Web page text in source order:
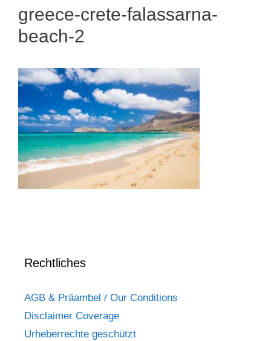
greece-crete-falassarna-
beach-2
Rechtliches
AGB & Präambel / Our Conditions
Disclaimer Coverage
Urheberrechte geschützt